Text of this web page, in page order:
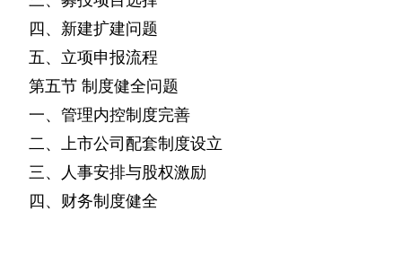
四、新建扩建问题
五、立项申报流程
第五节 制度健全问题
一、管理内控制度完善
二、上市公司配套制度设立
三、人事安排与股权激励
四、财务制度健全